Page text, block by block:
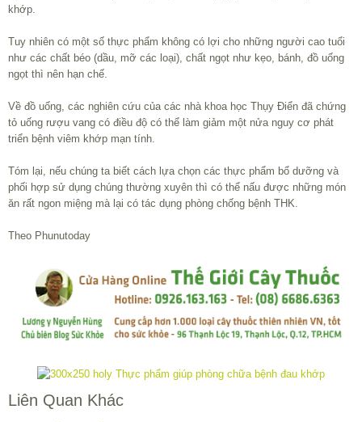
khớp.
Tuy nhiên có một số thực phẩm không có lợi cho những người cao tuổi
như các chất béo (dầu, mỡ các loại), chất ngọt như kẹo, bánh, đồ uống
ngọt thì nên hạn chế.
Về đồ uống, các nghiên cứu của các nhà khoa học Thụy Điển đã chứng
tỏ uống rượu vang có điều độ có thể làm giảm một nửa nguy cơ phát
triển bệnh viêm khớp mạn tính.
Tóm lại, nếu chúng ta biết cách lựa chọn các thực phẩm bổ dưỡng và
phối hợp sử dụng chúng thường xuyên thì có thể nấu được những món
ăn rất ngon miệng mà lại có tác dụng phòng chống bệnh THK.
Theo Phunutoday
Liên Quan Khác